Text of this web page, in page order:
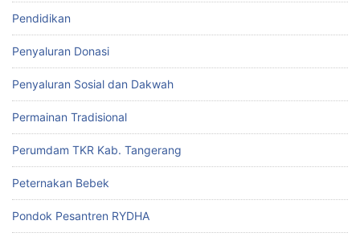
Pendidikan
Penyaluran Donasi
Penyaluran Sosial dan Dakwah
Permainan Tradisional
Perumdam TKR Kab. Tangerang
Peternakan Bebek
Pondok Pesantren RYDHA